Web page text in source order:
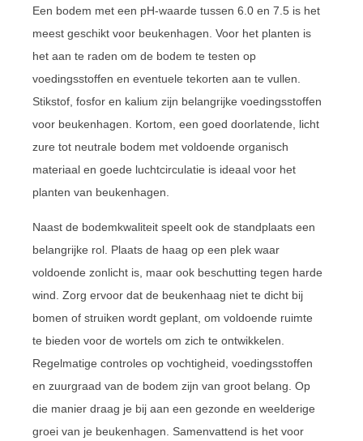
Een bodem met een pH-waarde tussen 6.0 en 7.5 is het
meest geschikt voor beukenhagen. Voor het planten is
het aan te raden om de bodem te testen op
voedingsstoffen en eventuele tekorten aan te vullen.
Stikstof, fosfor en kalium zijn belangrijke voedingsstoffen
voor beukenhagen. Kortom, een goed doorlatende, licht
zure tot neutrale bodem met voldoende organisch
materiaal en goede luchtcirculatie is ideaal voor het
planten van beukenhagen.
Naast de bodemkwaliteit speelt ook de standplaats een
belangrijke rol. Plaats de haag op een plek waar
voldoende zonlicht is, maar ook beschutting tegen harde
wind. Zorg ervoor dat de beukenhaag niet te dicht bij
bomen of struiken wordt geplant, om voldoende ruimte
te bieden voor de wortels om zich te ontwikkelen.
Regelmatige controles op vochtigheid, voedingsstoffen
en zuurgraad van de bodem zijn van groot belang. Op
die manier draag je bij aan een gezonde en weelderige
groei van je beukenhagen. Samenvattend is het voor